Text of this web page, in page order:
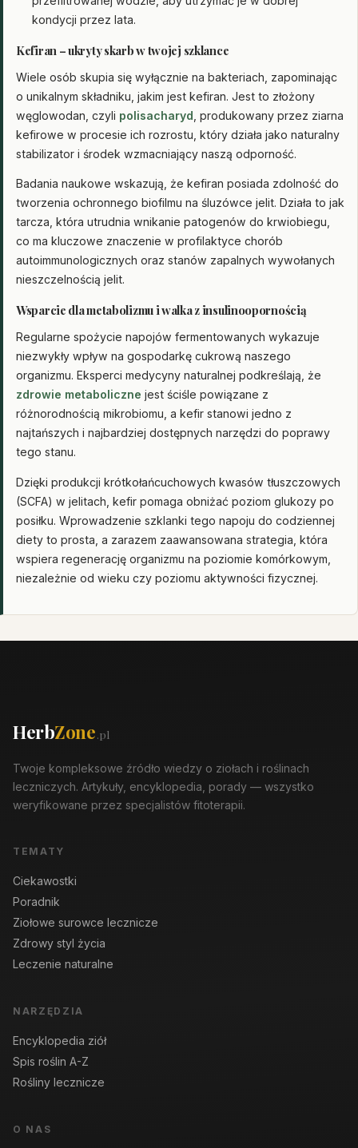
kondycji przez lata.
Kefiran – ukryty skarb w twojej szklance
Wiele osób skupia się wyłącznie na bakteriach, zapominając
o unikalnym składniku, jakim jest kefiran. Jest to złożony
węglowodan, czyli polisacharyd , produkowany przez ziarna
kefirowe w procesie ich rozrostu, który działa jako naturalny
stabilizator i środek wzmacniający naszą odporność.
Badania naukowe wskazują, że kefiran posiada zdolność do
tworzenia ochronnego biofilmu na śluzówce jelit. Działa to jak
tarcza, która utrudnia wnikanie patogenów do krwiobiegu,
co ma kluczowe znaczenie w profilaktyce chorób
autoimmunologicznych oraz stanów zapalnych wywołanych
nieszczelnością jelit.
Wsparcie dla metabolizmu i walka z insulinoopornością
Regularne spożycie napojów fermentowanych wykazuje
niezwykły wpływ na gospodarkę cukrową naszego
organizmu. Eksperci medycyny naturalnej podkreślają, że
zdrowie metaboliczne jest ściśle powiązane z
różnorodnością mikrobiomu, a kefir stanowi jedno z
najtańszych i najbardziej dostępnych narzędzi do poprawy
tego stanu.
Dzięki produkcji krótkołańcuchowych kwasów tłuszczowych
(SCFA) w jelitach, kefir pomaga obniżać poziom glukozy po
posiłku. Wprowadzenie szklanki tego napoju do codziennej
diety to prosta, a zarazem zaawansowana strategia, która
wspiera regenerację organizmu na poziomie komórkowym,
niezależnie od wieku czy poziomu aktywności fizycznej.
HerbZone.pl
Twoje kompleksowe źródło wiedzy o ziołach i roślinach
leczniczych. Artykuły, encyklopedia, porady — wszystko
weryfikowane przez specjalistów fitoterapii.
TEMATY
Ciekawostki
Poradnik
Ziołowe surowce lecznicze
Zdrowy styl życia
Leczenie naturalne
NARZĘDZIA
Encyklopedia ziół
Spis roślin A-Z
Rośliny lecznicze
O NAS